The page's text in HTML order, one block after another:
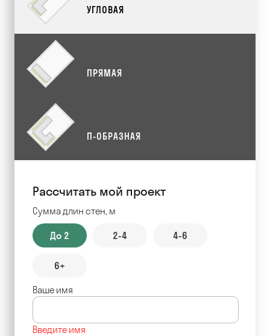
УГЛОВАЯ
ПРЯМАЯ
П-ОБРАЗНАЯ
Рассчитать мой проект
Сумма длин стен, м
До 2 2-4 4-6
6+
Ваше имя
Введите имя